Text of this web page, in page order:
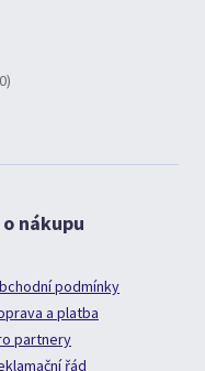
o nákupu
podmínky
a platba
partnery
řád